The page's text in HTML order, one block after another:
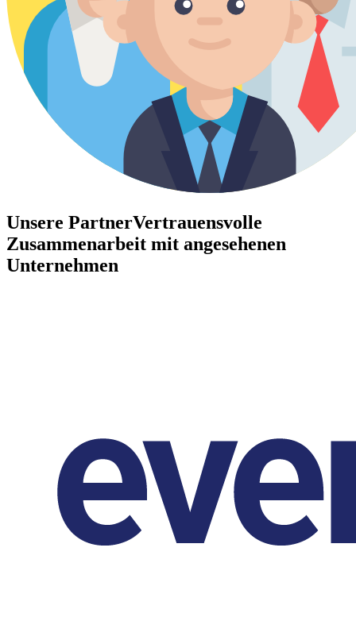
Unsere PartnerVertrauensvolle
Zusammenarbeit mit angesehenen
Unternehmen